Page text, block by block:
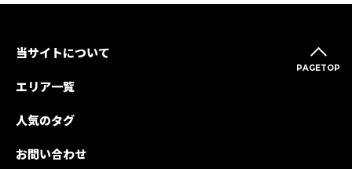
PAGETOP
当サイトについて
エリア一覧
人気のタグ
お問い合わせ